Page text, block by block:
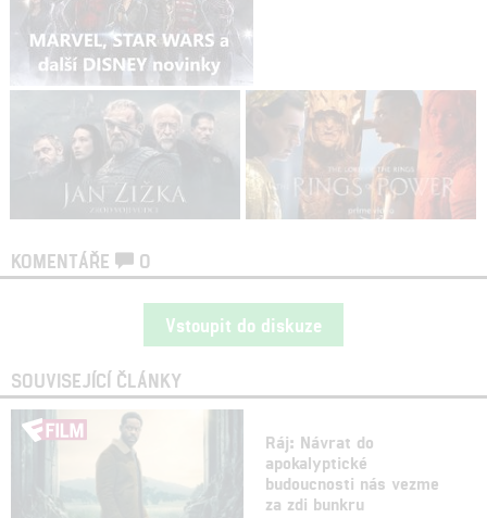
KOMENTÁŘE 0
Vstoupit do diskuze
SOUVISEJÍCÍ ČLÁNKY
Ráj: Návrat do
apokalyptické
budoucnosti nás vezme
za zdi bunkru